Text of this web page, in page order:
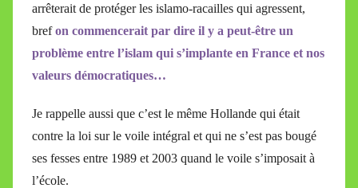
arrêterait de protéger les islamo-racailles qui agressent,
brefon commencerait par dire il y a peut-être un
problème entre l’islam qui s’implante en France et nos
valeurs démocratiques…
Je rappelle aussi que c’est le même Hollande qui était
contre la loi sur le voile intégral et qui ne s’est pas bougé
ses fesses entre 1989 et 2003 quand le voile s’imposait à
l’école.